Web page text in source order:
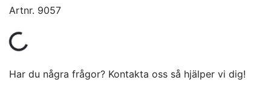
Artnr. 9057
Har du några frågor? Kontakta oss så hjälper vi dig!